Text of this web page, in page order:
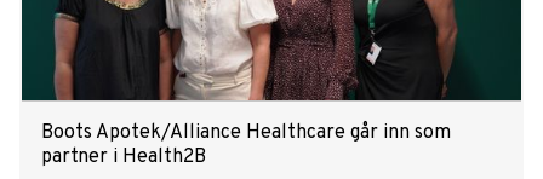
Boots Apotek/Alliance Healthcare går inn som
partner i Health2B